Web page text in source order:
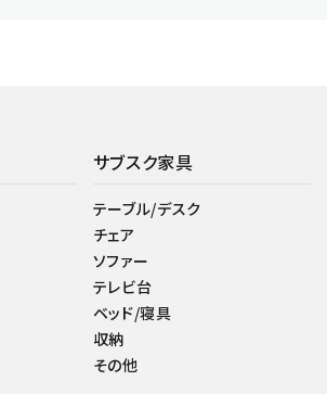
サブスク家具
テーブル/デスク
チェア
ソファー
テレビ台
ベッド/寝具
収納
その他